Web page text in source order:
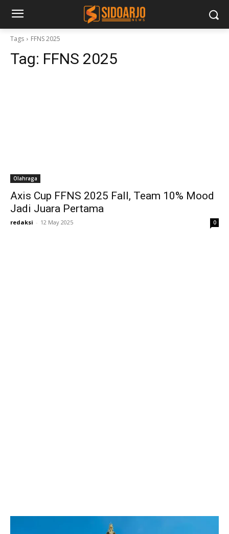
Tags FFNS 2025
Tag: FFNS 2025
Olahraga
Axis Cup FFNS 2025 Fall, Team 10% Mood
Jadi Juara Pertama
redaksi - 12 May 2025 0